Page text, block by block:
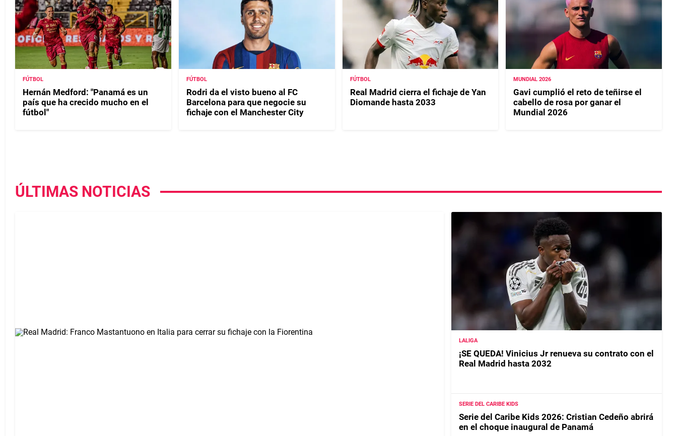
FÚTBOL
Hernán Medford: "Panamá es un
país que ha crecido mucho en el
fútbol"
FÚTBOL
Rodri da el visto bueno al FC
Barcelona para que negocie su
fichaje con el Manchester City
FÚTBOL
Real Madrid cierra el fichaje de Yan
Diomande hasta 2033
MUNDIAL 2026
Gavi cumplió el reto de teñirse el
cabello de rosa por ganar el
Mundial 2026
ÚLTIMAS NOTICIAS
LALIGA
¡SE QUEDA! Vinicius Jr renueva su contrato con el
Real Madrid hasta 2032
SERIE DEL CARIBE KIDS
Serie del Caribe Kids 2026: Cristian Cedeño abrirá
en el choque inaugural de Panamá